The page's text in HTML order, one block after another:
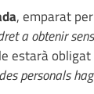
, emparat
a obtenir
estarà
personals